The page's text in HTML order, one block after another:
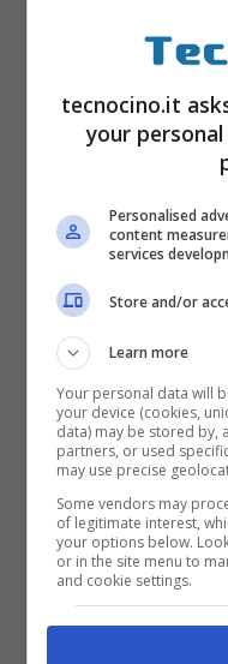
Messenger,
permetteranno di
utenti potranno
stesse idee,
pubblicazione di
amici.
tecnocino.it
your
Personalised
content
services
Store and/or
Learn more
Your personal data will
your device (cookies,
data) may be stored by,
partners, or used
may use precise
Some vendors may
of legitimate interest,
your options below.
or in the site menu to
and cookie settings.